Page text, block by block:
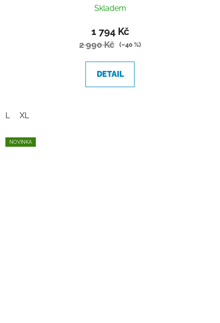
Skladem
1 794 Kč
2 990 Kč (–40 %)
DETAIL
L XL
NOVINKA